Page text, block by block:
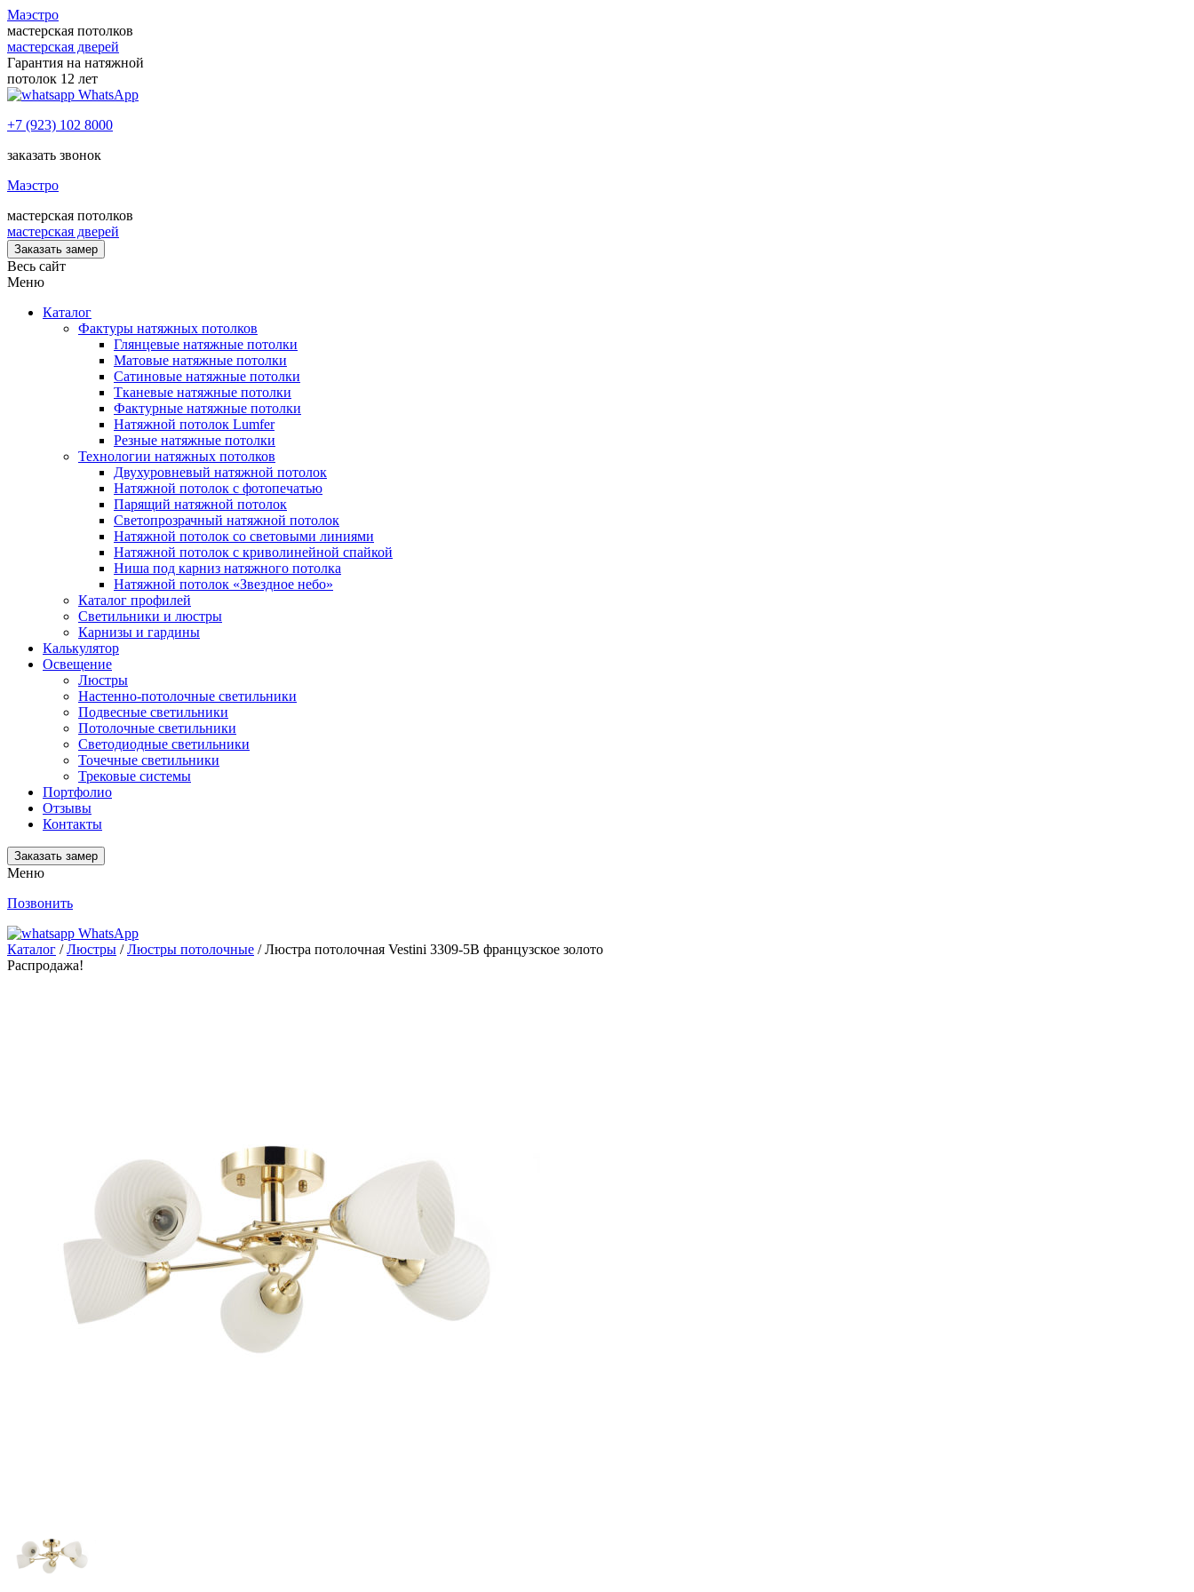
Маэстро
мастерская потолков
мастерская дверей
Гарантия на натяжной
потолок 12 лет
WhatsApp
+7 (923) 102 8000
заказать звонок
Маэстро
мастерская потолков
мастерская дверей
Заказать замер
Весь сайт
Меню
Каталог
Фактуры натяжных потолков
Глянцевые натяжные потолки
Матовые натяжные потолки
Сатиновые натяжные потолки
Тканевые натяжные потолки
Фактурные натяжные потолки
Натяжной потолок Lumfer
Резные натяжные потолки
Технологии натяжных потолков
Двухуровневый натяжной потолок
Натяжной потолок с фотопечатью
Парящий натяжной потолок
Светопрозрачный натяжной потолок
Натяжной потолок со световыми линиями
Натяжной потолок с криволинейной спайкой
Ниша под карниз натяжного потолка
Натяжной потолок «Звездное небо»
Каталог профилей
Светильники и люстры
Карнизы и гардины
Калькулятор
Освещение
Люстры
Настенно-потолочные светильники
Подвесные светильники
Потолочные светильники
Светодиодные светильники
Точечные светильники
Трековые системы
Портфолио
Отзывы
Контакты
Заказать замер
Меню
Позвонить
WhatsApp
Каталог /Люстры /Люстры потолочные / Люстра потолочная Vestini 3309-5B французское золото
Распродажа!